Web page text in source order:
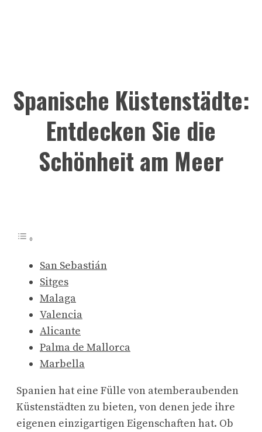
Spanische Küstenstädte:
Entdecken Sie die
Schönheit am Meer
San Sebastián
Sitges
Malaga
Valencia
Alicante
Palma de Mallorca
Marbella
Spanien hat eine Fülle von atemberaubenden
Küstenstädten zu bieten, von denen jede ihre
eigenen einzigartigen Eigenschaften hat. Ob